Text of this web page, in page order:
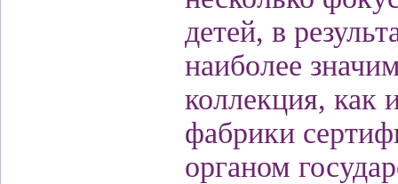
детей, в
наиболее
коллекция, как
фабрики
органом